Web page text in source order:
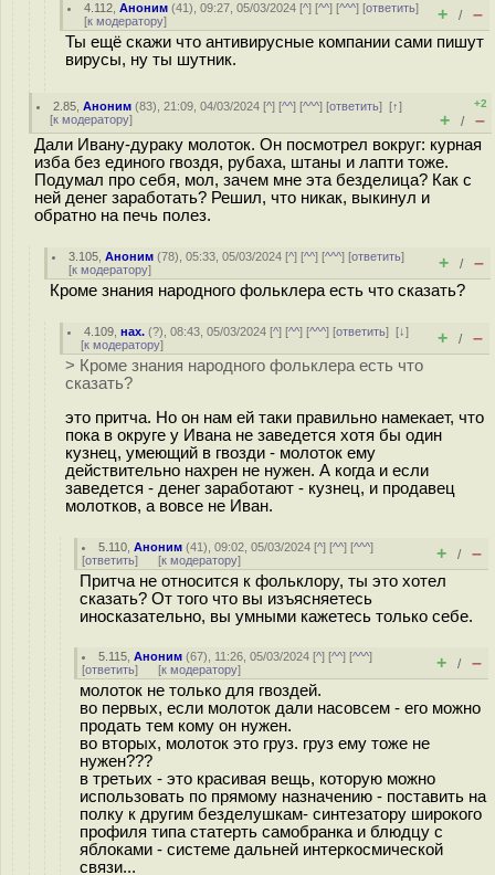
4.112 ,Аноним (41), 09:27, 05/03/2024 [^] [^^] [^^^] [ответить]
[к модератору] + / –
Ты ещё скажи что антивирусные компании сами пишут
вирусы, ну ты шутник.
2.85 ,Аноним (83), 21:09, 04/03/2024 [^] [^^] [^^^] [ответить][↑]
[к модератору]
+2
+ / –
Дали Ивану-дураку молоток. Он посмотрел вокруг: курная
изба без единого гвоздя, рубаха, штаны и лапти тоже.
Подумал про себя, мол, зачем мне эта безделица? Как с
ней денег заработать? Решил, что никак, выкинул и
обратно на печь полез.
3.105 ,Аноним (78), 05:33, 05/03/2024 [^] [^^] [^^^] [ответить]
[к модератору] + / –
Кроме знания народного фольклера есть что сказать?
4.109 ,нах. (?), 08:43, 05/03/2024 [^] [^^] [^^^] [ответить][↓]
[к модератору] + / –
> Кроме знания народного фольклера есть что
сказать?
это притча. Но он нам ей таки правильно намекает, что
пока в округе у Ивана не заведется хотя бы один
кузнец, умеющий в гвозди - молоток ему
действительно нахрен не нужен. А когда и если
заведется - денег заработают - кузнец, и продавец
молотков, а вовсе не Иван.
5.110 ,Аноним (41), 09:02, 05/03/2024 [^] [^^] [^^^]
[ответить] [к модератору] + / –
Притча не относится к фольклору, ты это хотел
сказать? От того что вы изъясняетесь
иносказательно, вы умными кажетесь только себе.
5.115 ,Аноним (67), 11:26, 05/03/2024 [^] [^^] [^^^]
[ответить] [к модератору] + / –
молоток не только для гвоздей.
во первых, если молоток дали насовсем - его можно
продать тем кому он нужен.
во вторых, молоток это груз. груз ему тоже не
нужен???
в третьих - это красивая вещь, которую можно
использовать по прямому назначению - поставить на
полку к другим безделушкам- синтезатору широкого
профиля типа статерть самобранка и блюдцу с
яблоками - системе дальней интеркосмической
связи...